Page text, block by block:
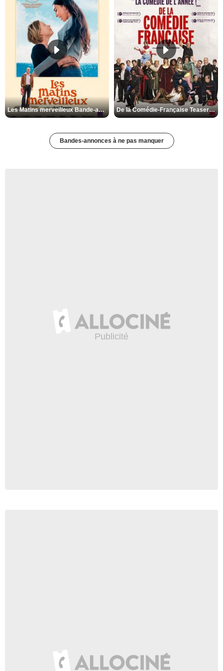
Les Matins merveilleux Bande-annonce VF De la Comédie-Française Teaser VF
Bandes-annonces à ne pas manquer